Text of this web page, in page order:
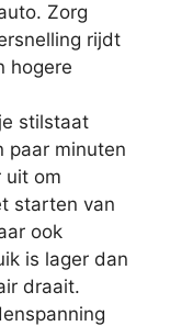
Zorg
rijdt
hogere
stilstaat
paar minuten
uit om
starten van
ook
is lager dan
draait.